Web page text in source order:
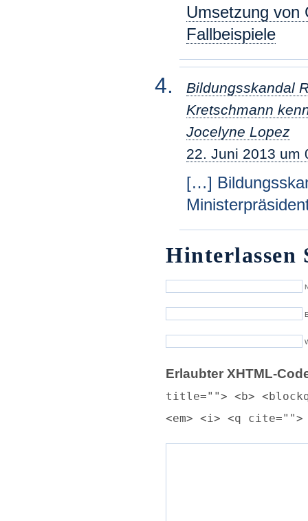
Umsetzung von
Fallbeispiele
Bildungsskandal
Kretschmann
Jocelyne Lopez
22. Juni 2013 um
[…]
Hinterlassen
Erlaubter XHTML-
title=""> <b>
<em> <i> <q